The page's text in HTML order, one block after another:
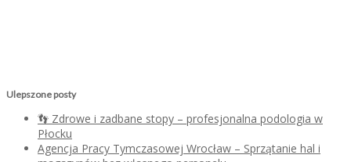
Ulepszone posty
👣 Zdrowe i zadbane stopy – profesjonalna podologia w
Płocku
Agencja Pracy Tymczasowej Wrocław – Sprzątanie hal i